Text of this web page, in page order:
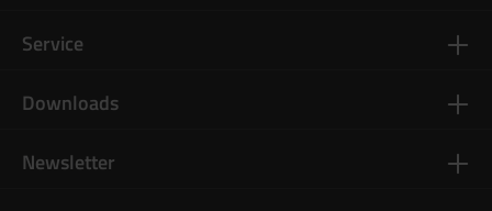
Newsletter
Service
Downloads